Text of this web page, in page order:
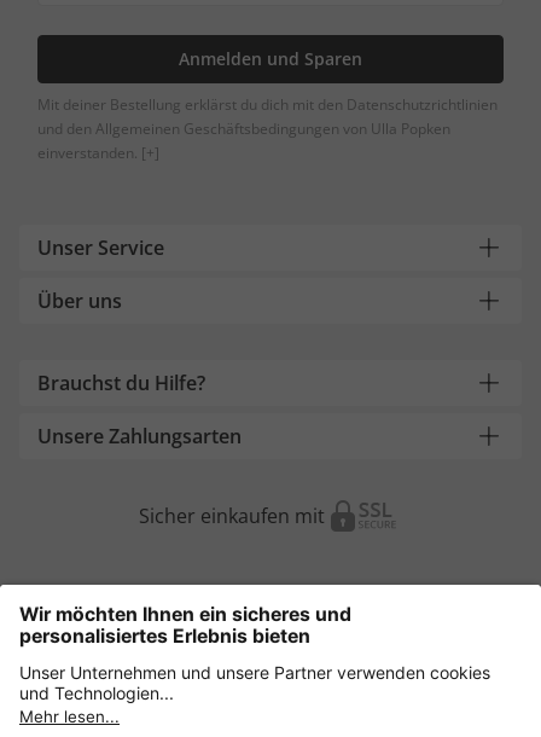
Anmelden und Sparen
Mit deiner Bestellung erklärst du dich mit den Datenschutzrichtlinien
und den Allgemeinen Geschäftsbedingungen von Ulla Popken
einverstanden. [+]
Unser Service
Über uns
Brauchst du Hilfe?
Unsere Zahlungsarten
Sicher einkaufen mit
Weitere Onlineshops